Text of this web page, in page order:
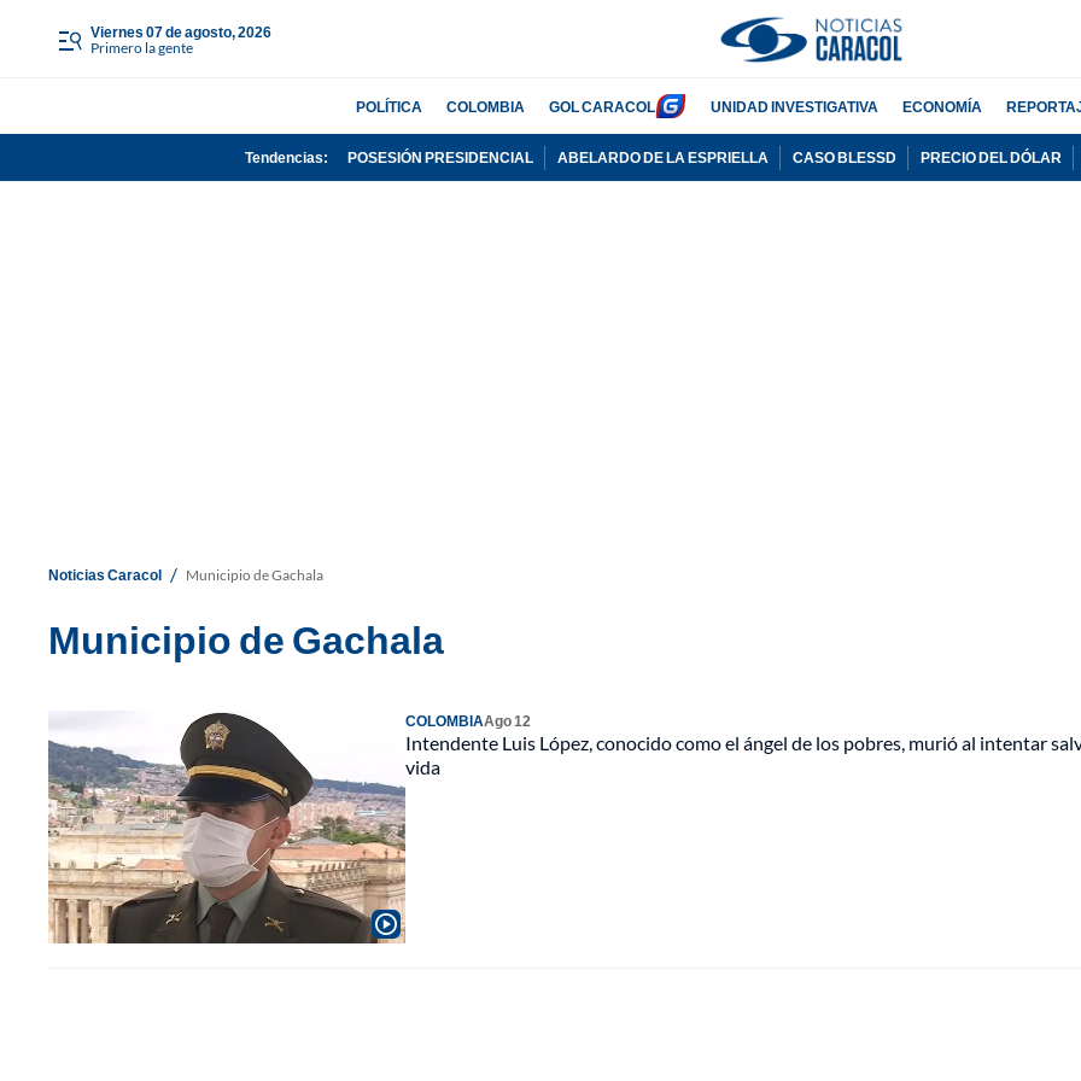
viernes 07 de agosto, 2026
Primero la gente
POLÍTICA COLOMBIA GOL CARACOL UNIDAD INVESTIGATIVA ECONOMÍA
Tendencias: POSESIÓN PRESIDENCIAL ABELARDO DE LA ESPRIELLA CASO BLESSD PRECIO DEL DÓLAR
Noticias Caracol / Municipio de Gachala
Municipio de Gachala
COLOMBIAAgo 12
Intendente Luis López, conocido como el ángel de los pobres, murió al intentar
vida